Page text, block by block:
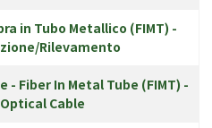
in Tubo Metallico (FIMT) -
Rilevamento
- Fiber In Metal Tube (FIMT) -
Cable